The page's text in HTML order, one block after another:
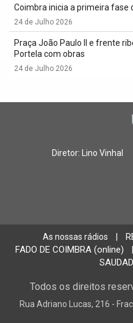
Coimbra inicia a primeira fase
24 de Julho 2026
Praça João Paulo II e frente
Portela com obras
24 de Julho 2026
Diretor: Lino Vinhal
As nossas rádios
FADO DE COIMBRA (online)
Todos os direitos
Rua Adriano Lucas, 216 -